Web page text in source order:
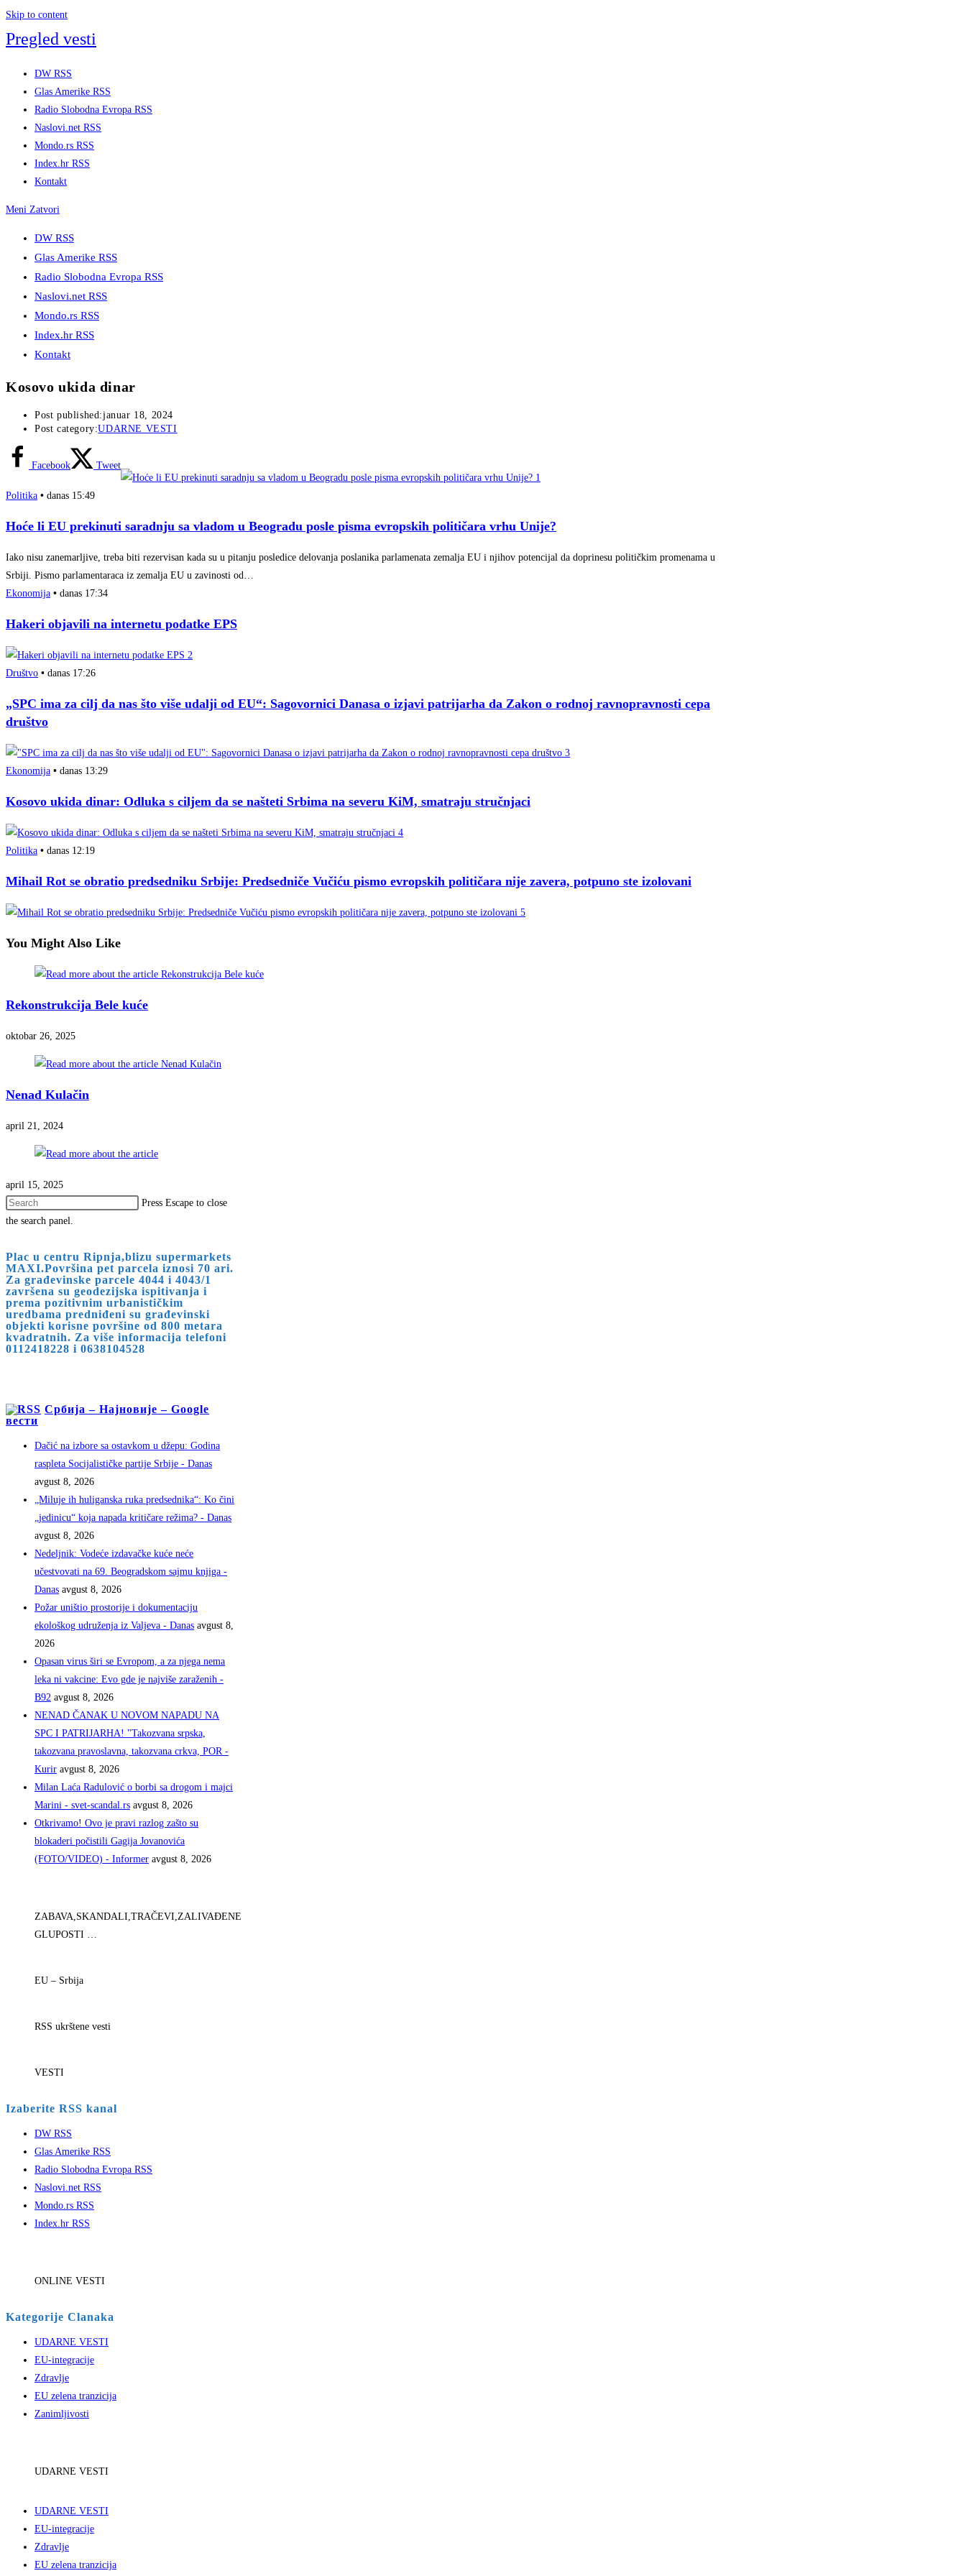
Skip to content
Pregled vesti
DW RSS
Glas Amerike RSS
Radio Slobodna Evropa RSS
Naslovi.net RSS
Mondo.rs RSS
Index.hr RSS
Kontakt
Meni Zatvori
DW RSS
Glas Amerike RSS
Radio Slobodna Evropa RSS
Naslovi.net RSS
Mondo.rs RSS
Index.hr RSS
Kontakt
Kosovo ukida dinar
Post published:januar 18, 2024
Post category:UDARNE VESTI
Facebook Tweet
Politika • danas 15:49
Hoće li EU prekinuti saradnju sa vladom u Beogradu posle pisma evropskih političara vrhu Unije?
Iako nisu zanemarljive, treba biti rezervisan kada su u pitanju posledice delovanja poslanika parlamenata zemalja EU i njihov potencijal da doprinesu političkim promenama u
Srbiji. Pismo parlamentaraca iz zemalja EU u zavinosti od…
Ekonomija • danas 17:34
Hakeri objavili na internetu podatke EPS
Društvo • danas 17:26
„SPC ima za cilj da nas što više udalji od EU“: Sagovornici Danasa o izjavi patrijarha da Zakon o rodnoj ravnopravnosti cepa
društvo
Ekonomija • danas 13:29
Kosovo ukida dinar: Odluka s ciljem da se našteti Srbima na severu KiM, smatraju stručnjaci
Politika • danas 12:19
Mihail Rot se obratio predsedniku Srbije: Predsedniče Vučiću pismo evropskih političara nije zavera, potpuno ste izolovani
You Might Also Like
Rekonstrukcija Bele kuće
oktobar 26, 2025
Nenad Kulačin
april 21, 2024
april 15, 2025
Press Escape to close
the search panel.
Plac u centru Ripnja,blizu supermarkets
MAXI.Površina pet parcela iznosi 70 ari.
Za građevinske parcele 4044 i 4043/1
završena su geodezijska ispitivanja i
prema pozitivnim urbanističkim
uredbama predniđeni su građevinski
objekti korisne površine od 800 metara
kvadratnih. Za više informacija telefoni
0112418228 i 0638104528
Србија – Најновије – Google
вести
Dačić na izbore sa ostavkom u džepu: Godina
raspleta Socijalističke partije Srbije - Danas
avgust 8, 2026
„Miluje ih huliganska ruka predsednika“: Ko čini
„jedinicu“ koja napada kritičare režima? - Danas
avgust 8, 2026
Nedeljnik: Vodeće izdavačke kuće neće
učestvovati na 69. Beogradskom sajmu knjiga -
Danas avgust 8, 2026
Požar uništio prostorije i dokumentaciju
ekološkog udruženja iz Valjeva - Danas avgust 8,
2026
Opasan virus širi se Evropom, a za njega nema
leka ni vakcine: Evo gde je najviše zaraženih -
B92 avgust 8, 2026
NENAD ČANAK U NOVOM NAPADU NA
SPC I PATRIJARHA! "Takozvana srpska,
takozvana pravoslavna, takozvana crkva, POR -
Kurir avgust 8, 2026
Milan Laća Radulović o borbi sa drogom i majci
Marini - svet-scandal.rs avgust 8, 2026
Otkrivamo! Ovo je pravi razlog zašto su
blokaderi počistili Gagija Jovanovića
(FOTO/VIDEO) - Informer avgust 8, 2026
ZABAVA,SKANDALI,TRAČEVI,ZALIVAĐENE
GLUPOSTI …
EU – Srbija
RSS ukrštene vesti
VESTI
Izaberite RSS kanal
DW RSS
Glas Amerike RSS
Radio Slobodna Evropa RSS
Naslovi.net RSS
Mondo.rs RSS
Index.hr RSS
ONLINE VESTI
Kategorije Clanaka
UDARNE VESTI
EU-integracije
Zdravlje
EU zelena tranzicija
Zanimljivosti
UDARNE VESTI
UDARNE VESTI
EU-integracije
Zdravlje
EU zelena tranzicija